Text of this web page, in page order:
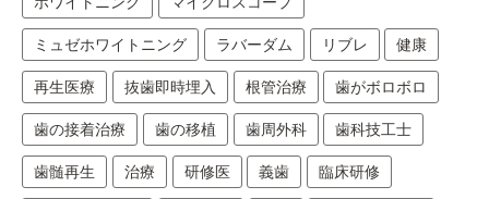
ミュゼホワイトニング ラバーダム リブレ 健康
再生医療 抜歯即時埋入 根管治療 歯がボロボロ
歯の接着治療 歯の移植 歯周外科 歯科技工士
歯髄再生 治療 研修医 義歯 臨床研修